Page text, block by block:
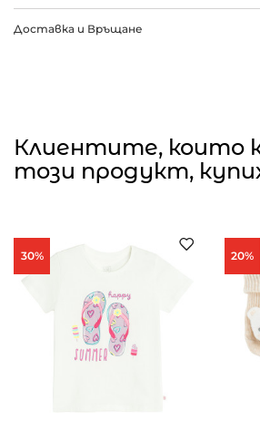
Доставка и Връщане
Клиентите, които
този продукт,
30% 20%